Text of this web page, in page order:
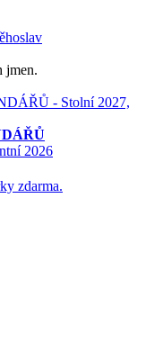
jmen.
2026
zdarma.